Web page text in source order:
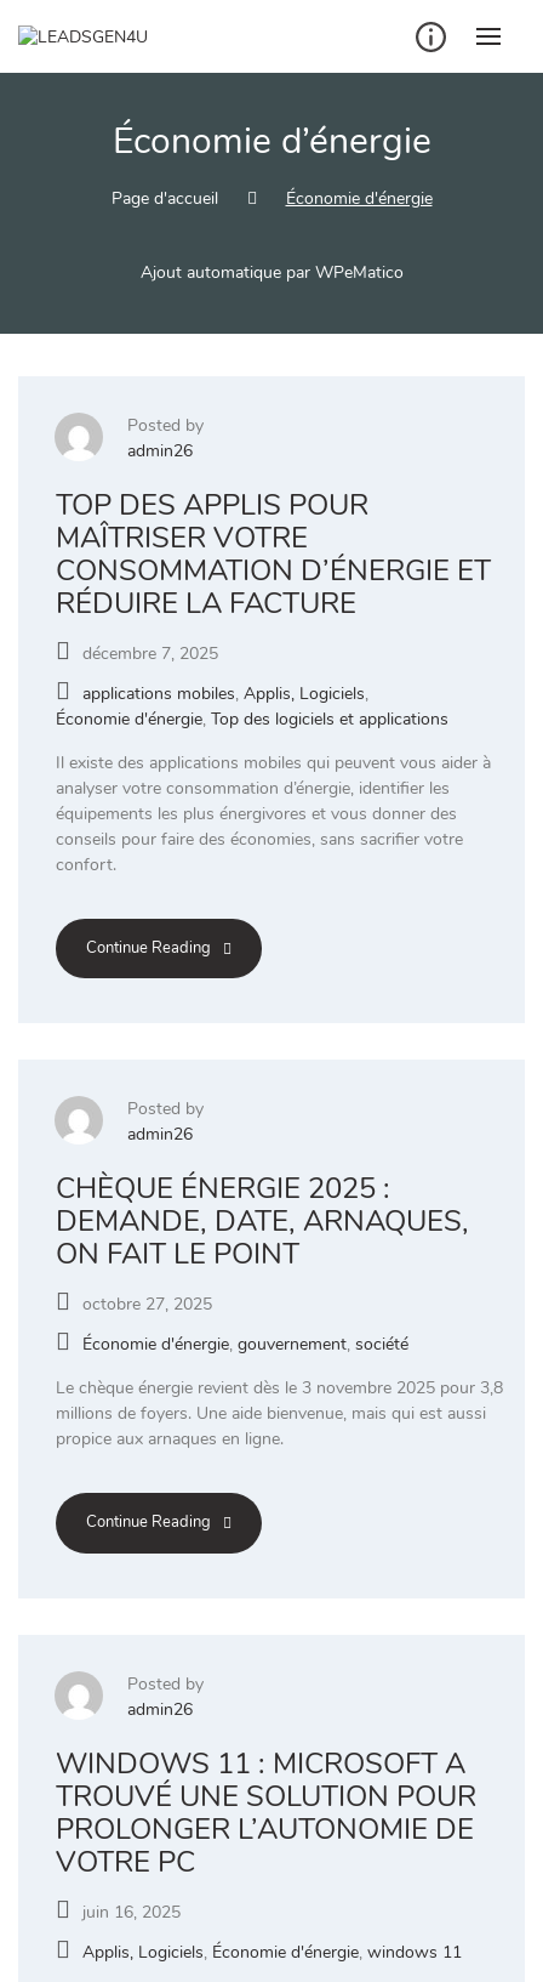
Économie d’énergie
Page d'accueil Économie d'énergie
Ajout automatique par WPeMatico
Posted by
admin26
TOP DES APPLIS POUR
MAÎTRISER VOTRE
CONSOMMATION D’ÉNERGIE ET
RÉDUIRE LA FACTURE
décembre 7, 2025
applications mobiles, Applis, Logiciels,
Économie d'énergie, Top des logiciels et applications
Il existe des applications mobiles qui peuvent vous aider à
analyser votre consommation d’énergie, identifier les
équipements les plus énergivores et vous donner des
conseils pour faire des économies, sans sacrifier votre
confort.
Continue Reading
Posted by
admin26
CHÈQUE ÉNERGIE 2025 :
DEMANDE, DATE, ARNAQUES,
ON FAIT LE POINT
octobre 27, 2025
Économie d'énergie, gouvernement, société
Le chèque énergie revient dès le 3 novembre 2025 pour 3,8
millions de foyers. Une aide bienvenue, mais qui est aussi
propice aux arnaques en ligne.
Continue Reading
Posted by
admin26
WINDOWS 11 : MICROSOFT A
TROUVÉ UNE SOLUTION POUR
PROLONGER L’AUTONOMIE DE
VOTRE PC
juin 16, 2025
Applis, Logiciels, Économie d'énergie, windows 11